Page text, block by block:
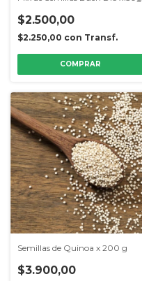
$2.500,00
$2.250,00 con Transf.
Semillas de Quinoa x 200 g
$3.900,00